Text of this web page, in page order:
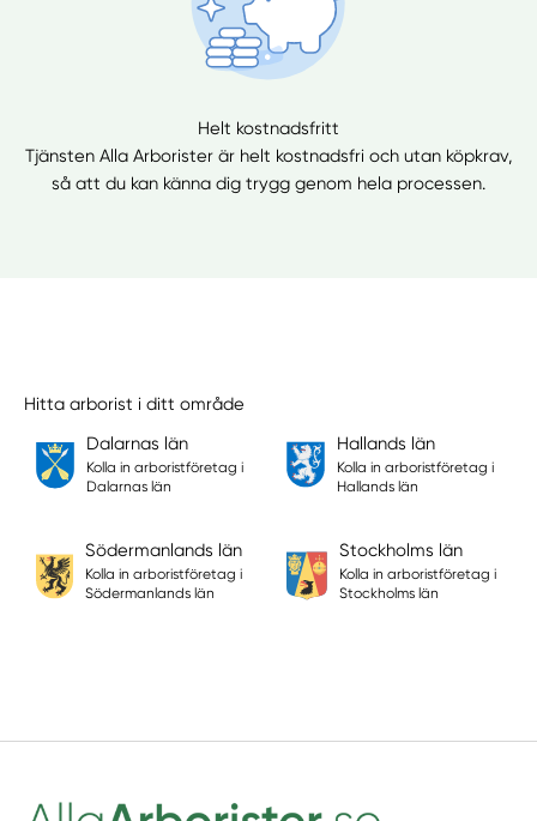
Helt kostnadsfritt
Tjänsten Alla Arborister är helt kostnadsfri och utan köpkrav,
så att du kan känna dig trygg genom hela processen.
Hitta arborist i ditt område
Dalarnas län
Kolla in arboristföretag i
Dalarnas län
Hallands län
Kolla in arboristföretag i
Hallands län
Södermanlands län
Kolla in arboristföretag i
Södermanlands län
Stockholms län
Kolla in arboristföretag i
Stockholms län